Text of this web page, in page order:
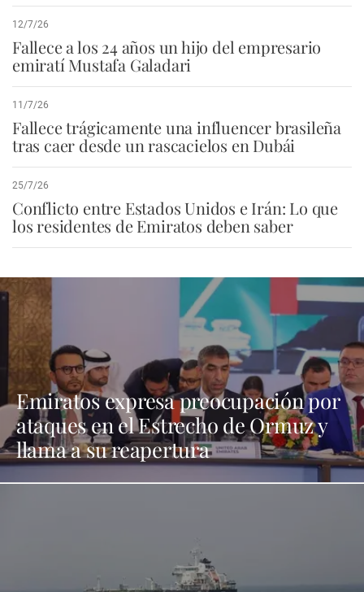
12/7/26
Fallece a los 24 años un hijo del empresario
emiratí Mustafa Galadari
11/7/26
Fallece trágicamente una influencer brasileña
tras caer desde un rascacielos en Dubái
25/7/26
Conflicto entre Estados Unidos e Irán: Lo que
los residentes de Emiratos deben saber
Emiratos expresa preocupación por
ataques en el Estrecho de Ormuz y
llama a su reapertura